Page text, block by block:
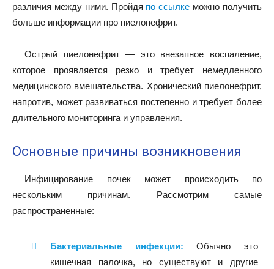
различия между ними. Пройдя по ссылке можно получить
больше информации про пиелонефрит.
Острый пиелонефрит — это внезапное воспаление,
которое проявляется резко и требует немедленного
медицинского вмешательства. Хронический пиелонефрит,
напротив, может развиваться постепенно и требует более
длительного мониторинга и управления.
Основные причины возникновения
Инфицирование почек может происходить по
нескольким причинам. Рассмотрим самые
распространенные:
Бактериальные инфекции: Обычно это
кишечная палочка, но существуют и другие